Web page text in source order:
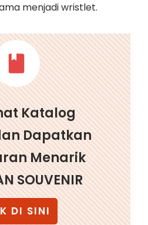
menjadi wristlet.
Katalog
Dapatkan
Menarik
SOUVENIR
DI SINI